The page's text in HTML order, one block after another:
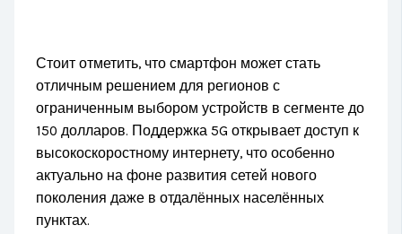
Стоит отметить, что смартфон может стать
отличным решением для регионов с
ограниченным выбором устройств в сегменте до
150 долларов. Поддержка 5G открывает доступ к
высокоскоростному интернету, что особенно
актуально на фоне развития сетей нового
поколения даже в отдалённых населённых
пунктах.